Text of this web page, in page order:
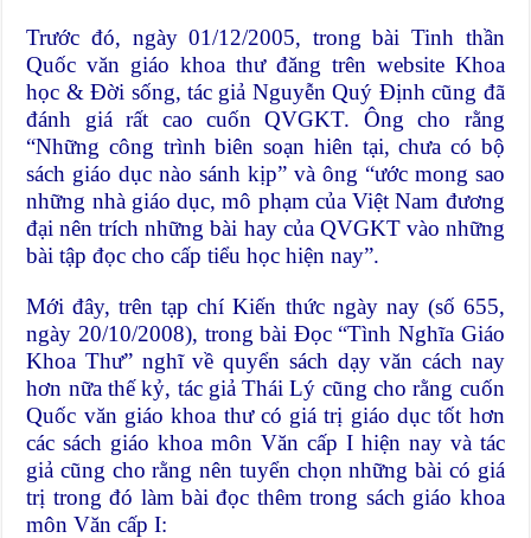
Trước đó, ngày 01/12/2005, trong bài Tinh thần
Quốc văn giáo khoa thư đăng trên website Khoa
học & Đời sống, tác giả Nguyễn Quý Định cũng đã
đánh giá rất cao cuốn QVGKT. Ông cho rằng
“Những công trình biên soạn hiên tại, chưa có bộ
sách giáo dục nào sánh kịp” và ông “ước mong sao
những nhà giáo dục, mô phạm của Việt Nam đương
đại nên trích những bài hay của QVGKT vào những
bài tập đọc cho cấp tiểu học hiện nay”.
Mới đây, trên tạp chí Kiến thức ngày nay (số 655,
ngày 20/10/2008), trong bài Đọc “Tình Nghĩa Giáo
Khoa Thư” nghĩ về quyển sách dạy văn cách nay
hơn nữa thế kỷ, tác giả Thái Lý cũng cho rằng cuốn
Quốc văn giáo khoa thư có giá trị giáo dục tốt hơn
các sách giáo khoa môn Văn cấp I hiện nay và tác
giả cũng cho rằng nên tuyển chọn những bài có giá
trị trong đó làm bài đọc thêm trong sách giáo khoa
môn Văn cấp I: